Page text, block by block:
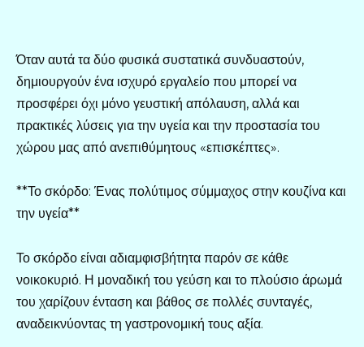
Όταν αυτά τα δύο φυσικά συστατικά συνδυαστούν,
δημιουργούν ένα ισχυρό εργαλείο που μπορεί να
προσφέρει όχι μόνο γευστική απόλαυση, αλλά και
πρακτικές λύσεις για την υγεία και την προστασία του
χώρου μας από ανεπιθύμητους «επισκέπτες».
**Το σκόρδο: Ένας πολύτιμος σύμμαχος στην κουζίνα και
την υγεία**
Το σκόρδο είναι αδιαμφισβήτητα παρόν σε κάθε
νοικοκυριό. Η μοναδική του γεύση και το πλούσιο άρωμά
του χαρίζουν ένταση και βάθος σε πολλές συνταγές,
αναδεικνύοντας τη γαστρονομική τους αξία.